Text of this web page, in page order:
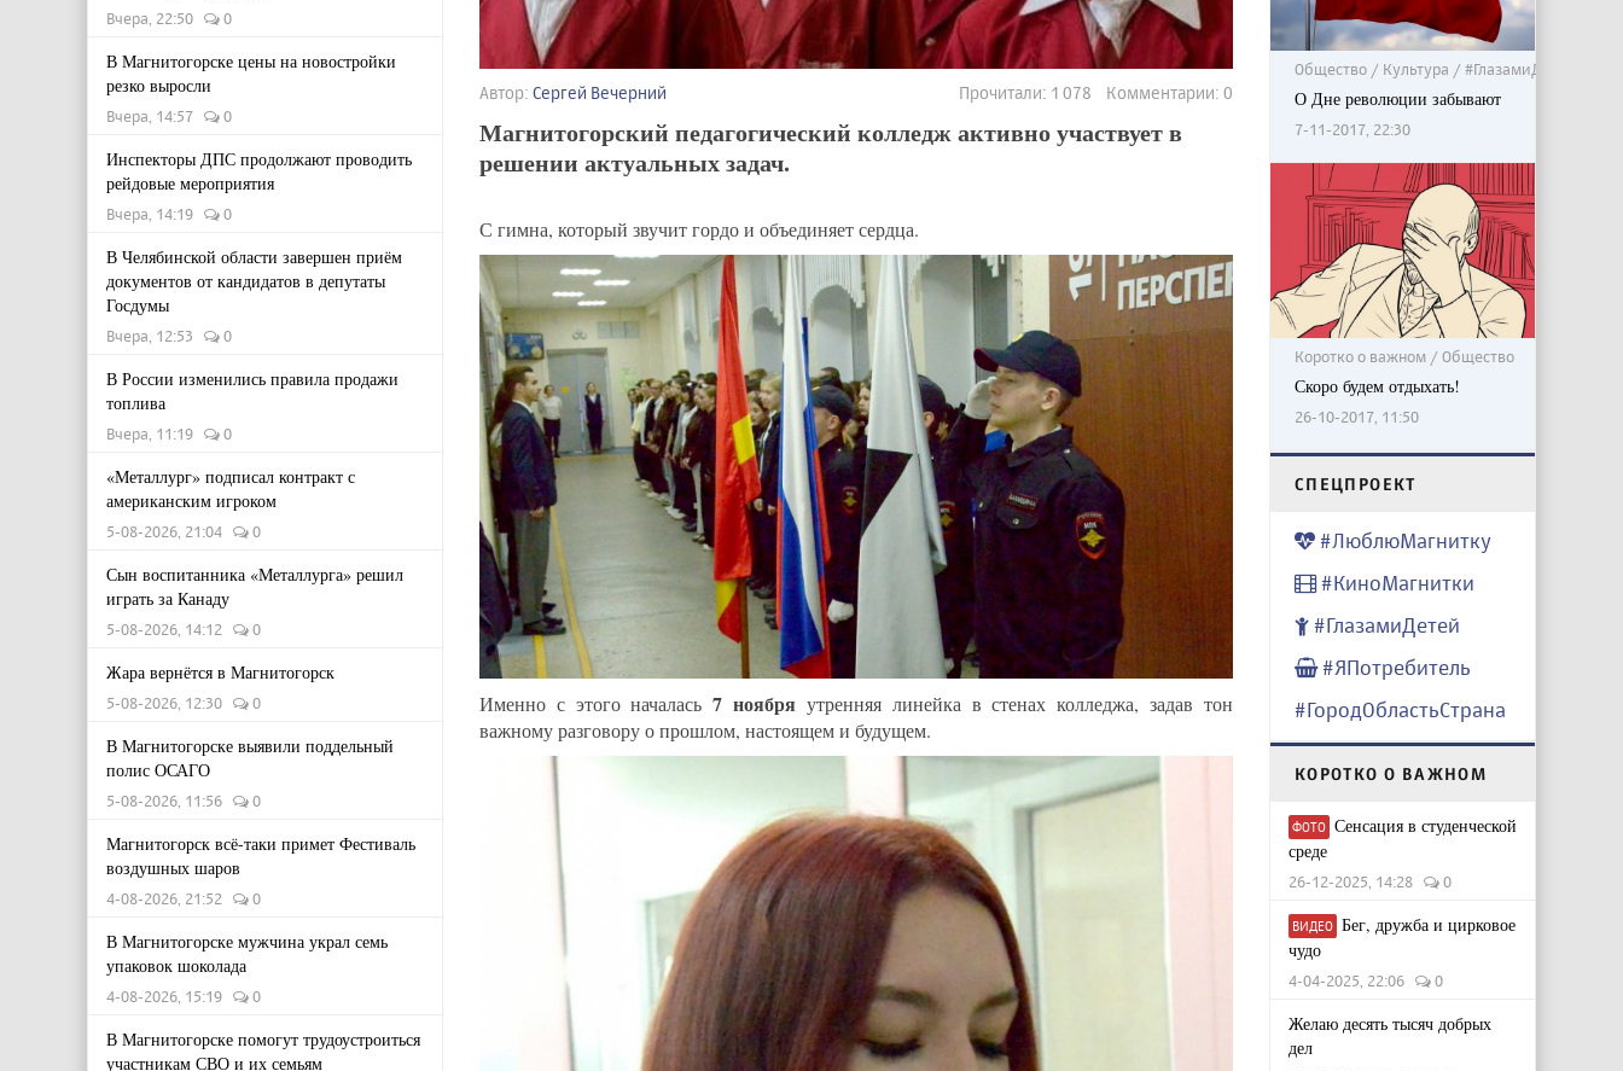
Вчера, 22:50 0
В Магнитогорске цены на новостройки
резко выросли
Вчера, 14:57 0
Инспекторы ДПС продолжают проводить
рейдовые мероприятия
Вчера, 14:19 0
В Челябинской области завершен приём
документов от кандидатов в депутаты
Госдумы
Вчера, 12:53 0
В России изменились правила продажи
топлива
Вчера, 11:19 0
«Металлург» подписал контракт с
американским игроком
5-08-2026, 21:04 0
Сын воспитанника «Металлурга» решил
играть за Канаду
5-08-2026, 14:12 0
Жара вернётся в Магнитогорск
5-08-2026, 12:30 0
В Магнитогорске выявили поддельный
полис ОСАГО
5-08-2026, 11:56 0
Магнитогорск всё-таки примет Фестиваль
воздушных шаров
4-08-2026, 21:52 0
В Магнитогорске мужчина украл семь
упаковок шоколада
4-08-2026, 15:19 0
В Магнитогорске помогут трудоустроиться
участникам СВО и их семьям
Автор: Сергей Вечерний Прочитали: 1 078 Комментарии: 0
Магнитогорский педагогический колледж активно участвует в
решении актуальных задач.
С гимна, который звучит гордо и объединяет сердца.
Именно с этого началась7 ноября утренняя линейка в стенах колледжа, задав тон
важному разговору о прошлом, настоящем и будущем.
Общество / Культура / #ГлазамиДетей
О Дне революции забывают
7-11-2017, 22:30
Коротко о важном / Общество
Скоро будем отдыхать!
26-10-2017, 11:50
CПЕЦПРОЕКТ
#ЛюблюМагнитку
#КиноМагнитки
#ГлазамиДетей
#ЯПотребитель
#ГородОбластьСтрана
КОРОТКО О ВАЖНОМ
ФОТО Сенсация в студенческой
среде
26-12-2025, 14:28 0
ВИДЕО Бег, дружба и цирковое
чудо
4-04-2025, 22:06 0
Желаю десять тысяч добрых
дел